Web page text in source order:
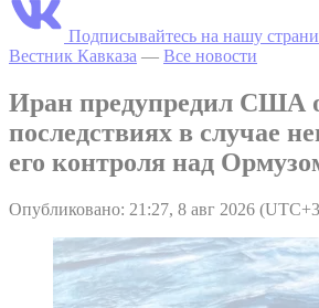
Подписывайтесь на нашу
Вестник Кавказа — Все новости
Иран предупредил США
последствиях в случае
его контроля над
Опубликовано: 21:27, 8 авг 2026